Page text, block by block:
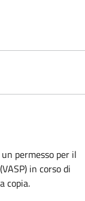
permesso per il
in corso di
copia.